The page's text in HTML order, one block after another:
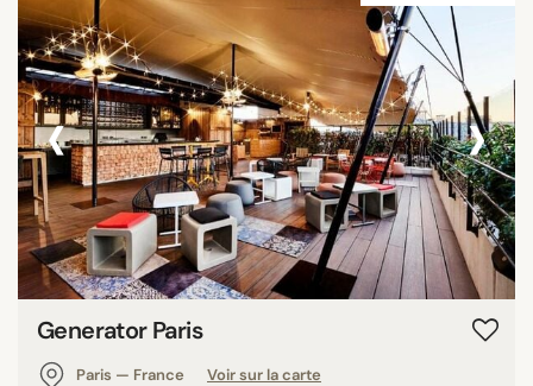
‹ ›
Generator Paris
Paris — France
Voir sur la carte